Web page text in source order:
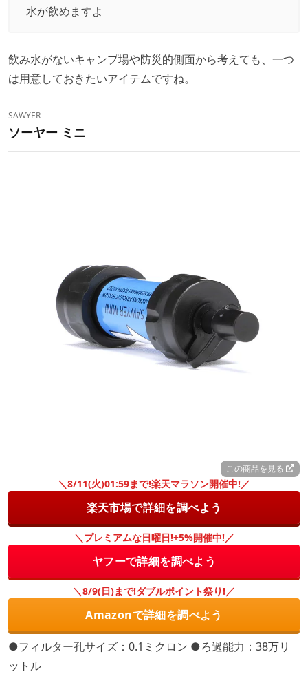
水が飲めますよ
飲み水がないキャンプ場や防災的側面から考えても、一つ
は用意しておきたいアイテムですね。
SAWYER
ソーヤー ミニ
この商品を見る
＼8/11(火)01:59まで!楽天マラソン開催中!／
楽天市場で詳細を調べよう
＼プレミアムな日曜日!+5%開催中!／
ヤフーで詳細を調べよう
＼8/9(日)まで!ダブルポイント祭り!／
Amazonで詳細を調べよう
●フィルター孔サイズ：0.1ミクロン ●ろ過能力：38万リ
ットル